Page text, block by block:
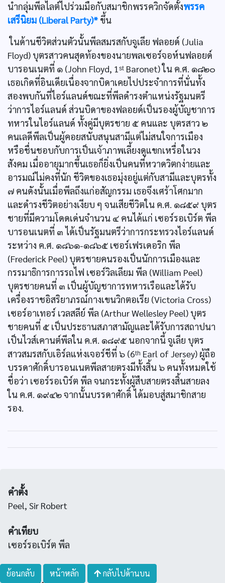
นำกลุ่มพีลไลต์ไปร่วมมือกับสมาชิกพรรควิกจัดตั้งพรรค
เสรีนิยม (Liberal Party)* ขึ้น
ในด้านชีวิตส่วนตัวนั้นพีลสมรสกับจูเลีย ฟลอยด์ (Julia
Floyd) บุตรสาวคนสุดท้องของนายพลเซอร์จอห์นฟลอยด์
บารอนเนตที่ ๑ (John Floyd, 1ˢᵗ Baronet) ใน ค.ศ. ๑๘๒๐
เธอเกิดที่อินเดียเนื่องจากบิดาเคยไปประจำการที่นั่นทั้ง
สองพบกันที่ไอร์แลนด์ขณะที่พีลดำรงตำแหน่งรัฐมนตรี
ว่าการไอร์แลนด์ ส่วนบิดาของฟลอยด์เป็นรองผู้บัญชาการ
ทหารในไอร์แลนด์ ทั้งคู่มีบุตรชาย ๕ คนและ บุตรสาว ๒
คนเลดีพีลเป็นผู้คอยสนับสนุนสามีแต่ไม่สนใจการเมือง
หรือชื่นชอบกับการเป็นเจ้าภาพเลี้ยงดูแขกเหรื่อในวง
สังคม เมื่ออายุมากขึ้นเธอก็ยิ่งเป็นคนที่หวาดวิตกง่ายและ
อารมณ์ไม่คงที่นัก ชีวิตของเธอมุ่งอยู่แต่กับสามีและบุตรทั้ง
๗ คนดังนั้นเมื่อพีลถึงแก่อสัญกรรม เธอจึงเศร้าโศกมาก
และดำรงชีวิตอย่างเงียบ ๆ จนเสียชีวิตใน ค.ศ. ๑๘๕๙ บุตร
ชายที่มีความโดดเด่นจำนวน ๔ คนได้แก่ เซอร์รอเบิร์ต พีล
บารอนเนตที่ ๓ ได้เป็นรัฐมนตรีว่าการกระทรวงไอร์แลนด์
ระหว่าง ค.ศ. ๑๘๖๑-๑๘๖๕ เซอร์เฟรเดอริก พีล
(Frederick Peel) บุตรชายคนรองเป็นนักการเมืองและ
กรรมาธิการการรถไฟ เซอร์วิลเลียม พีล (William Peel)
บุตรชายคนที่ ๓ เป็นผู้บัญชาการทหารเรือและได้รับ
เครื่องราชอิสริยาภรณ์กางเขนวิกตอเรีย (Victoria Cross)
เซอร์อาเทอร์ เวลสลีย์ พีล (Arthur Wellesley Peel) บุตร
ชายคนที่ ๕ เป็นประธานสภาสามัญและได้รับการสถาปนา
เป็นไวส์เคานต์พีลใน ค.ศ. ๑๘๙๕ นอกจากนี้ จูเลีย บุตร
สาวสมรสกับเอิร์ลแห่งเจอร์ชีที่ ๖ (6ᵗʰ Earl of Jersey) ผู้ถือ
บรรดาศักดิ์บารอนเนตพีลสายตรงมีทั้งสิ้น ๖ คนทั้งหมดใช้
ชื่อว่า เซอร์รอเบิร์ต พีล จนกระทั้งผู้สืบสายตรงสิ้นสายลง
ใน ค.ศ. ๑๙๔๒ จากนั้นบรรดาศักดิ์ ได้มอบสู่สมาชิกสาย
รอง.
คำตั้ง
Peel, Sir Robert
คำเทียบ
เซอร์รอเบิร์ต พีล
คำสำคัญ
ย้อนกลับ หน้าหลัก กลับไปด้านบน